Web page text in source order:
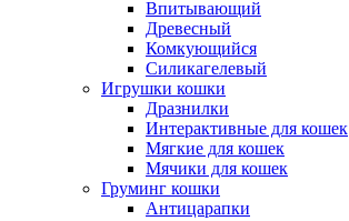
Впитывающий
Древесный
Комкующийся
Силикагелевый
Игрушки кошки
Дразнилки
Интерактивные для кошек
Мягкие для кошек
Мячики для кошек
Груминг кошки
Антицарапки